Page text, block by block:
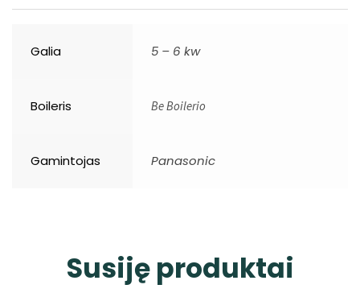
Galia 5 – 6 kw
Boileris Be Boilerio
Gamintojas Panasonic
Susiję produktai